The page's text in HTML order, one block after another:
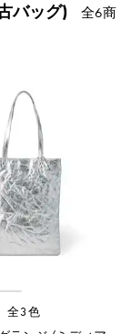
バッグ)
全6商
全3色